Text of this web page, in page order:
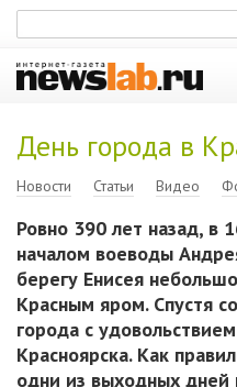
День города в
Новости Статьи Видео
Ровно 390 лет назад, в
началом воеводы
берегу Енисея
Красным яром. Спустя
города с
Красноярска. Как
одни из выходных